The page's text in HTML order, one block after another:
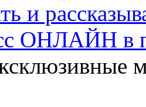
и
ОНЛАЙН в